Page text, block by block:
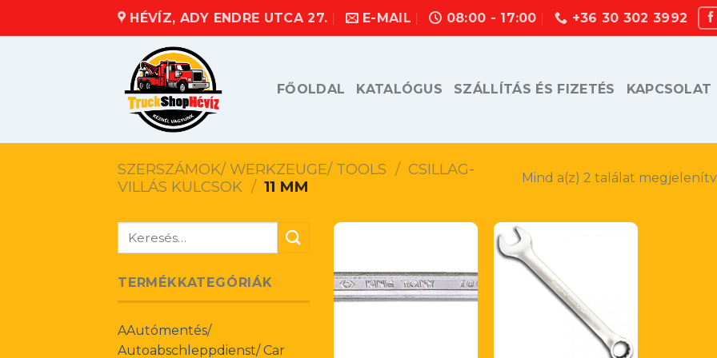
HÉVÍZ, ADY ENDRE UTCA 27. E-MAIL 08:00 - 17:00 +36 30 302 3992
FŐOLDAL KATALÓGUS SZÁLLÍTÁS ÉS FIZETÉS KAPCSOLAT
SZERSZÁMOK/ WERKZEUGE/ TOOLS / CSILLAG-
VILLÁS KULCSOK / 11 MM
Mind a(z) 2 találat
Keresés
TERMÉKKATEGÓRIÁK
AAutómentés/
Autoabschleppdienst/ Car